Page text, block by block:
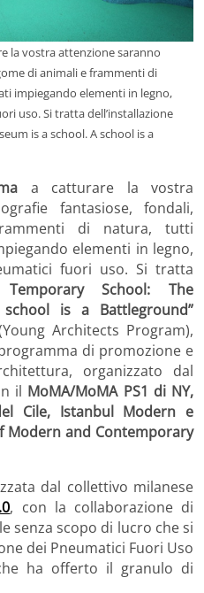
la vostra attenzione saranno
di animali e frammenti di
impiegando elementi in legno,
uso. Si tratta dell’installazione
is a school. A school is a
a catturare la vostra
fantasiose, fondali,
di natura, tutti
elementi in legno,
fuori uso. Si tratta
Temporary School: The
is a Battleground”
Architects Program),
di promozione e
organizzato dal
il MoMA/MoMA PS1 di NY,
Cile, Istanbul Modern e
Modern and Contemporary
dal collettivo milanese
, con la collaborazione di
senza scopo di lucro che si
dei Pneumatici Fuori Uso
ha offerto il granulo di